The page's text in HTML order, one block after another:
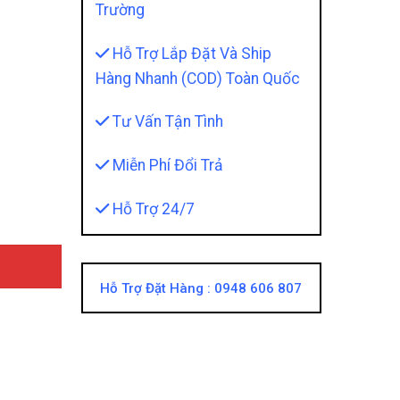
Dành Cho Dân Camping quantity
Trường
Hỗ Trợ Lắp Đặt Và Ship
Hàng Nhanh (COD) Toàn Quốc
Tư Vấn Tận Tình
Miễn Phí Đổi Trả
Hỗ Trợ 24/7
Hỗ Trợ Đặt Hàng : 0948 606 807